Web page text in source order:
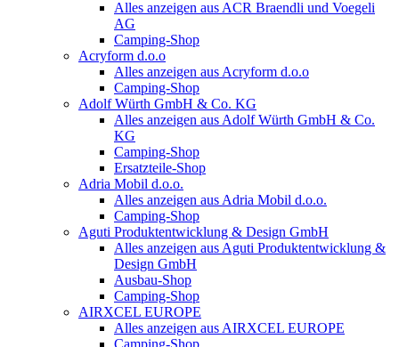
Alles anzeigen aus ACR Braendli und Voegeli
AG
Camping-Shop
Acryform d.o.o
Alles anzeigen aus Acryform d.o.o
Camping-Shop
Adolf Würth GmbH & Co. KG
Alles anzeigen aus Adolf Würth GmbH & Co.
KG
Camping-Shop
Ersatzteile-Shop
Adria Mobil d.o.o.
Alles anzeigen aus Adria Mobil d.o.o.
Camping-Shop
Aguti Produktentwicklung & Design GmbH
Alles anzeigen aus Aguti Produktentwicklung &
Design GmbH
Ausbau-Shop
Camping-Shop
AIRXCEL EUROPE
Alles anzeigen aus AIRXCEL EUROPE
Camping-Shop